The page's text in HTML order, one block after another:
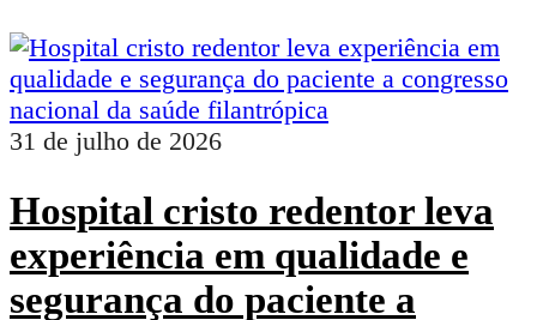
31 de julho de 2026
Hospital cristo redentor leva
experiência em qualidade e
segurança do paciente a